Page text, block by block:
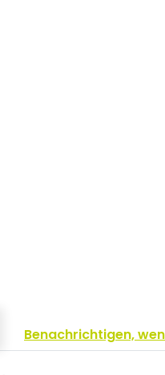
Benachrichtigen,